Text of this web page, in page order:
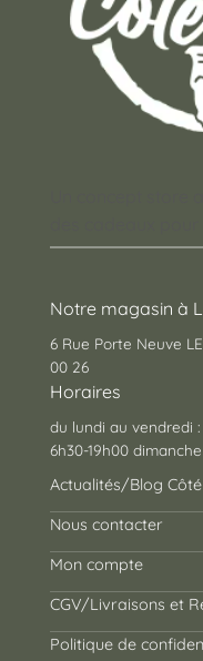
Notre magasin à
6 Rue Porte Neuve
00 26
Horaires
du lundi au vendredi :
6h30-19h00
Actualités/Blog
Nous contacter
Mon compte
CGV/Livraisons et
Politique de